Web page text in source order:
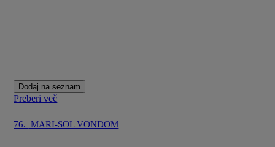
Dodaj na seznam
Preberi več
76. MARI-SOL VONDOM